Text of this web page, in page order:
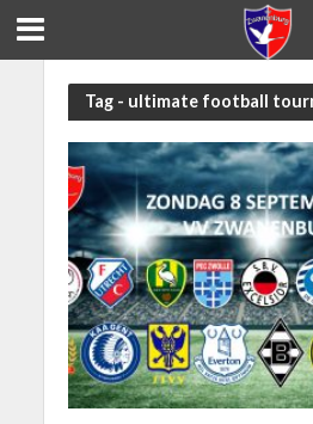
Tag - ultimate football